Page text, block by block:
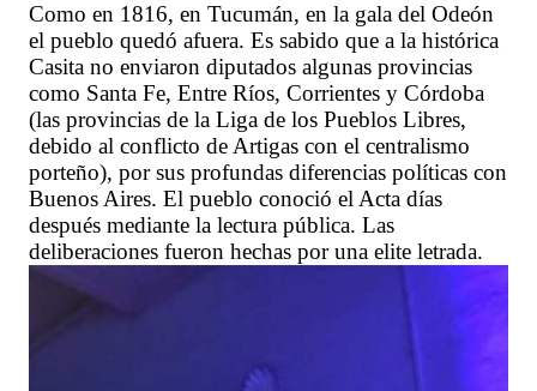
Como en 1816, en Tucumán, en la gala del Odeón
el pueblo quedó afuera. Es sabido que a la histórica
Casita no enviaron diputados algunas provincias
como Santa Fe, Entre Ríos, Corrientes y Córdoba
(las provincias de la Liga de los Pueblos Libres,
debido al conflicto de Artigas con el centralismo
porteño), por sus profundas diferencias políticas con
Buenos Aires. El pueblo conoció el Acta días
después mediante la lectura pública. Las
deliberaciones fueron hechas por una elite letrada.